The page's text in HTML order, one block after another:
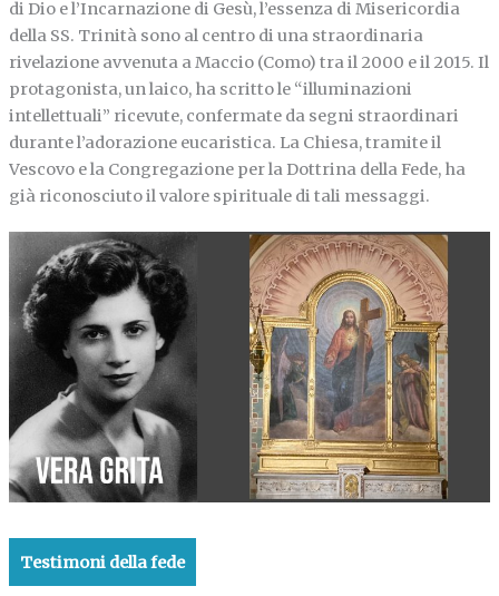
di Dio e l’Incarnazione di Gesù, l’essenza di Misericordia
della SS. Trinità sono al centro di una straordinaria
rivelazione avvenuta a Maccio (Como) tra il 2000 e il 2015. Il
protagonista, un laico, ha scritto le “illuminazioni
intellettuali” ricevute, confermate da segni straordinari
durante l’adorazione eucaristica. La Chiesa, tramite il
Vescovo e la Congregazione per la Dottrina della Fede, ha
già riconosciuto il valore spirituale di tali messaggi.
Testimoni della fede